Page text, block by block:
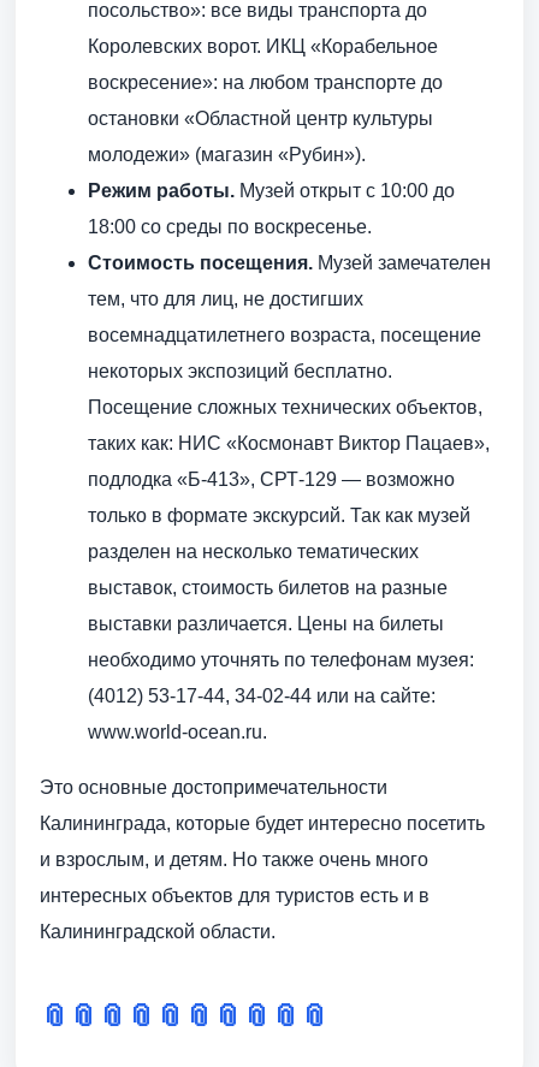
посольство»: все виды транспорта до
Королевских ворот. ИКЦ «Корабельное
воскресение»: на любом транспорте до
остановки «Областной центр культуры
молодежи» (магазин «Рубин»).
Режим работы. Музей открыт с 10:00 до
18:00 со среды по воскресенье.
Стоимость посещения. Музей замечателен
тем, что для лиц, не достигших
восемнадцатилетнего возраста, посещение
некоторых экспозиций бесплатно.
Посещение сложных технических объектов,
таких как: НИС «Космонавт Виктор Пацаев»,
подлодка «Б-413», СРТ-129 — возможно
только в формате экскурсий. Так как музей
разделен на несколько тематических
выставок, стоимость билетов на разные
выставки различается. Цены на билеты
необходимо уточнять по телефонам музея:
(4012) 53-17-44, 34-02-44 или на сайте:
www.world-ocean.ru.
Это основные достопримечательности
Калининграда, которые будет интересно посетить
и взрослым, и детям. Но также очень много
интересных объектов для туристов есть и в
Калининградской области.
📎 📎 📎 📎 📎 📎 📎 📎 📎 📎